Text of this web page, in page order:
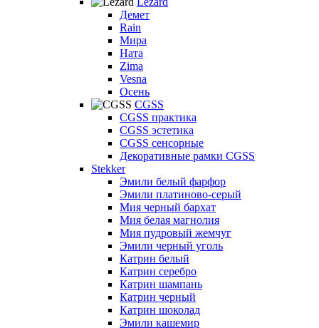
Демет
Rain
Мира
Ната
Zima
Vesna
Осень
CGSS
CGSS практика
CGSS эстетика
CGSS сенсорные
Декоративные рамки CGSS
Stekker
Эмили белый фарфор
Эмили платиново-серый
Мия черный бархат
Мия белая магнолия
Мия пудровый жемчуг
Эмили черный уголь
Катрин белый
Катрин серебро
Катрин шампань
Катрин черный
Катрин шоколад
Эмили кашемир